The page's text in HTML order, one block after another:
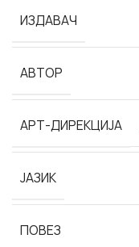
ИЗДАВАЧ
АВТОР
АРТ-ДИРЕКЦИЈА
ЈАЗИК
ПОВЕЗ